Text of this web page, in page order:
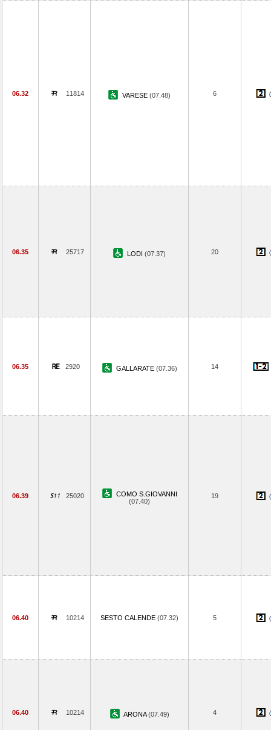
06.32 11814 VARESE (07.48) 6
06.35 25717 LODI (07.37) 20
06.35 2920 GALLARATE (07.36) 14
06.39 25020
COMO S.GIOVANNI
(07.40)
19
06.40 10214 SESTO CALENDE (07.32) 5
06.40 10214 ARONA(07.49) 4